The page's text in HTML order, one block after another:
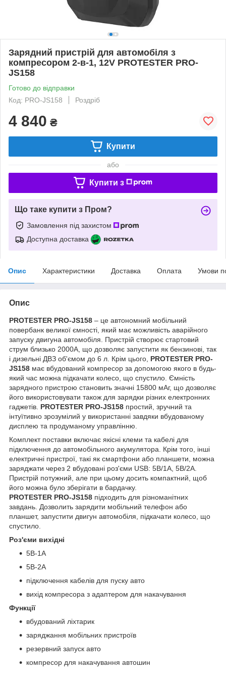
Зарядний пристрій для автомобіля з
компресором 2-в-1, 12V PROTESTER PRO-
JS158
Готово до відправки
Код: PRO-JS158
Роздріб
4 840 ₴
Купити
або
Купити з
Що таке купити з Пром?
Замовлення під захистом
Доступна доставка
Опис Характеристики Доставка Оплата Умови
Опис
PROTESTER PRO-JS158 – це автономний мобільний
повербанк великої ємності, який має можливість аварійного
запуску двигуна автомобіля. Пристрій створює стартовий
струм близько 2000А, що дозволяє запустити як бензинові, так
і дизельні ДВЗ об'ємом до 6 л. Крім цього, PROTESTER PRO-
JS158 має вбудований компресор за допомогою якого в будь-
який час можна підкачати колесо, що спустило. Ємність
зарядного пристрою становить значні 15800 мАг, що дозволяє
його використовувати також для зарядки різних електронних
гаджетів. PROTESTER PRO-JS158 простий, зручний та
інтуїтивно зрозумілий у використанні завдяки вбудованому
дисплею та продуманому управлінню.
Комплект поставки включає якісні клеми та кабелі для
підключення до автомобільного акумулятора. Крім того, інші
електричні пристрої, такі як смартфони або планшети, можна
заряджати через 2 вбудовані роз'єми USB: 5В/1А, 5В/2А.
Пристрій потужний, але при цьому досить компактний, щоб
його можна було зберігати в бардачку.
PROTESTER PRO-JS158 підходить для різноманітних
завдань. Дозволить зарядити мобільний телефон або
планшет, запустити двигун автомобіля, підкачати колесо, що
спустило.
Роз'єми вихідні
5В-1А
5В-2А
підключення кабелів для пуску авто
вихід компресора з адаптером для накачування
Функції
вбудований ліхтарик
заряджання мобільних пристроїв
резервний запуск авто
компресор для накачування автошин